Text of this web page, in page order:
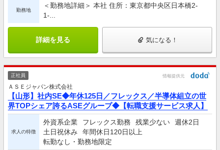
勤務地
＜勤務地詳細＞ 本社 住所：東京都中央区日本橋2-
1-...
詳細を見る 気になる！
正社員 情報提供元
ＡＳＥジャパン株式会社
【山形】社内SE◆年休125日／フレックス／半導体組立の世
界TOPシェア誇るASEグループ◆【転職支援サービス求人】
求人の特徴
外資系企業 フレックス勤務 残業少ない
週休2日
土日祝休み
年間休日120日以上
転勤なし・勤務地限定